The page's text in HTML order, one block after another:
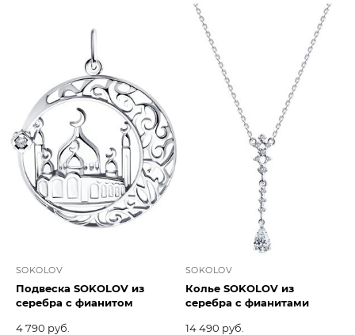
SOKOLOV
Подвеска SOKOLOV из
серебра с фианитом
4 790 руб.
SOKOLOV
Колье SOKOLOV из
серебра с фианитами
14 490 руб.